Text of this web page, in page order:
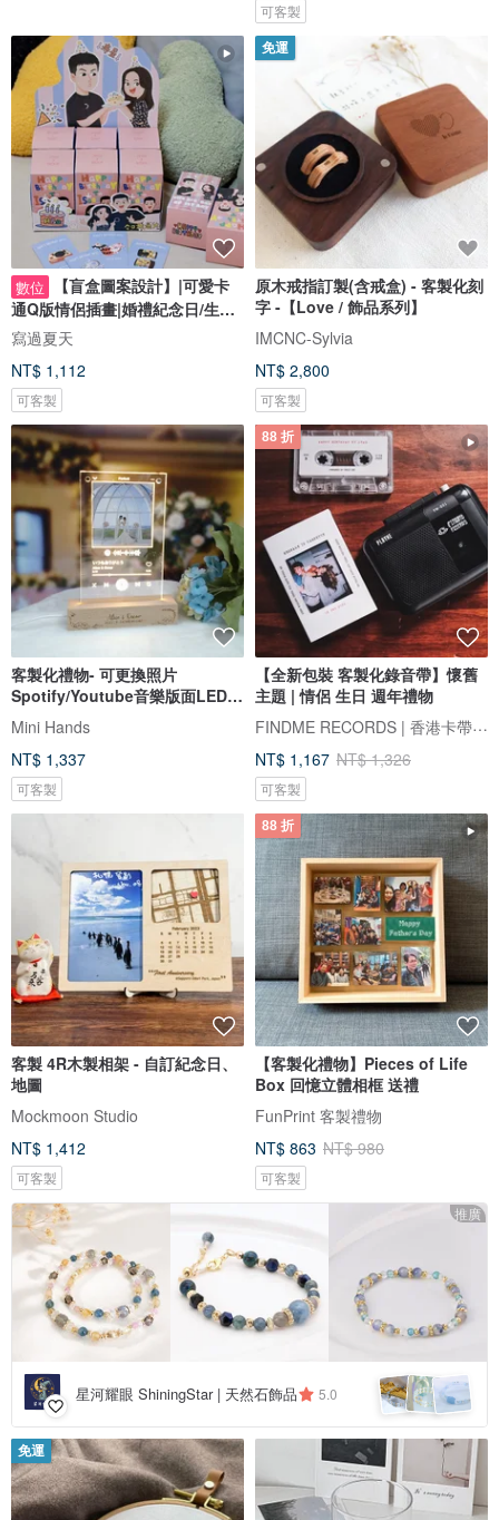
可客製
數位
【盲盒圖案設計】|可愛卡
通Q版情侶插畫|婚禮紀念日/生日
禮物客製
寫過夏天
NT$ 1,112
可客製
免運
原木戒指訂製(含戒盒) - 客製化刻
字 -【Love / 飾品系列】
IMCNC-Sylvia
NT$ 2,800
可客製
客製化禮物- 可更換照片
Spotify/Youtube音樂版面LED
發光相架
Mini Hands
NT$ 1,337
可客製
88 折
【全新包裝 客製化錄音帶】懷舊
主題 | 情侶 生日 週年禮物
FINDME RECORDS | 香港卡帶唱片生活店
NT$ 1,167 NT$ 1,326
可客製
客製 4R木製相架 - 自訂紀念日、
地圖
Mockmoon Studio
NT$ 1,412
可客製
88 折
【客製化禮物】Pieces of Life
Box 回憶立體相框 送禮
FunPrint 客製禮物
NT$ 863 NT$ 980
可客製
推廣
星河耀眼 ShiningStar | 天然石飾品 5.0
免運